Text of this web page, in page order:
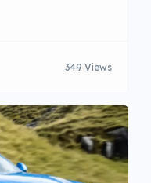
349 Views